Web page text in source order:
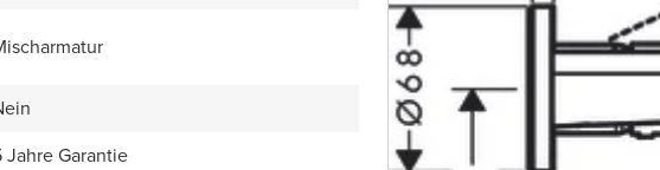
Jahre Garantie